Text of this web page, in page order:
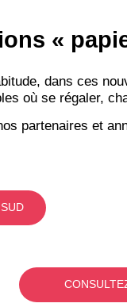
«
dans ces
où se régaler,
partenaires et